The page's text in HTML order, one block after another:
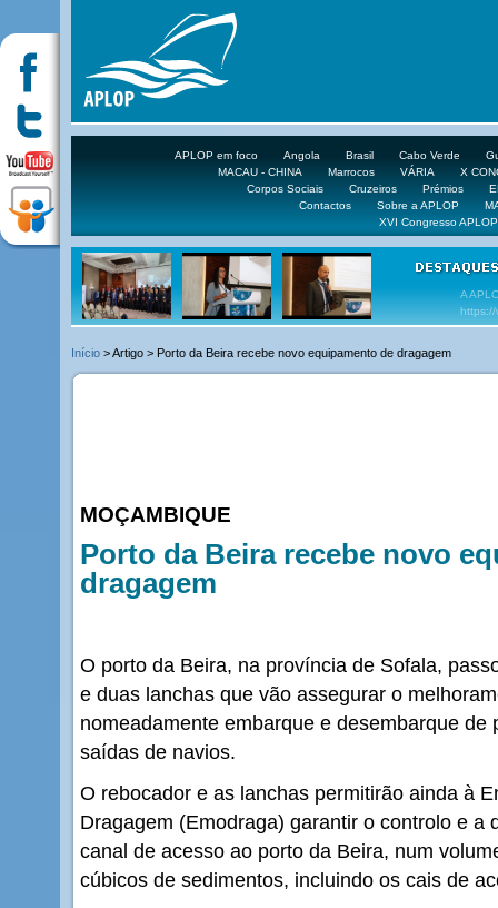
APLOP em foco Angola Brasil Cabo Verde
MACAU - CHINA
Marrocos VÁRIA
X
Corpos Sociais
Cruzeiros Prémios
Contactos
Sobre a APLOP
XVI Congresso APLOP
VEJA
Início > Artigo > Porto da Beira recebe novo equipamento de dragagem
MOÇAMBIQUE
Porto da Beira recebe novo
dragagem
O porto da Beira, na província de Sofala,
e duas lanchas que vão assegurar o
nomeadamente embarque e desembarque de
saídas de navios.
O rebocador e as lanchas permitirão ainda à
Dragagem (Emodraga) garantir o controlo e a
canal de acesso ao porto da Beira, num
cúbicos de sedimentos, incluindo os cais de